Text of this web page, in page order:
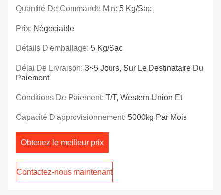
Quantité De Commande Min: 5 Kg/sac
Prix: Négociable
Détails D'emballage: 5 Kg/sac
Délai De Livraison: 3~5 Jours, Sur Le Destinataire Du
Paiement
Conditions De Paiement: T/T, Western Union Et
Capacité D'approvisionnement: 5000kg Par Mois
Obtenez le meilleur prix
Contactez-nous maintenant